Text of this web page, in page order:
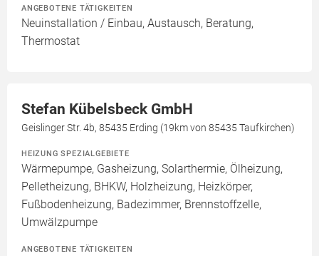
ANGEBOTENE TÄTIGKEITEN
Neuinstallation / Einbau, Austausch, Beratung,
Thermostat
Stefan Kübelsbeck GmbH
Geislinger Str. 4b, 85435 Erding (19km von 85435 Taufkirchen)
HEIZUNG SPEZIALGEBIETE
Wärmepumpe, Gasheizung, Solarthermie, Ölheizung,
Pelletheizung, BHKW, Holzheizung, Heizkörper,
Fußbodenheizung, Badezimmer, Brennstoffzelle,
Umwälzpumpe
ANGEBOTENE TÄTIGKEITEN